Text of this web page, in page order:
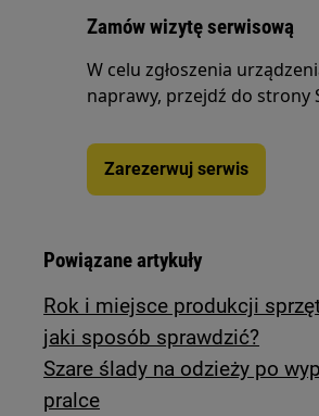
Zamów wizytę serwisową
W celu zgłoszenia
naprawy, przejdź do strony
Zarezerwuj serwis
Powiązane artykuły
Rok i miejsce produkcji
jaki sposób sprawdzić?
Szare ślady na odzieży po
pralce